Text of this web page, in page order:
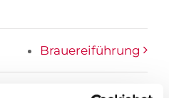
Brauereiführung